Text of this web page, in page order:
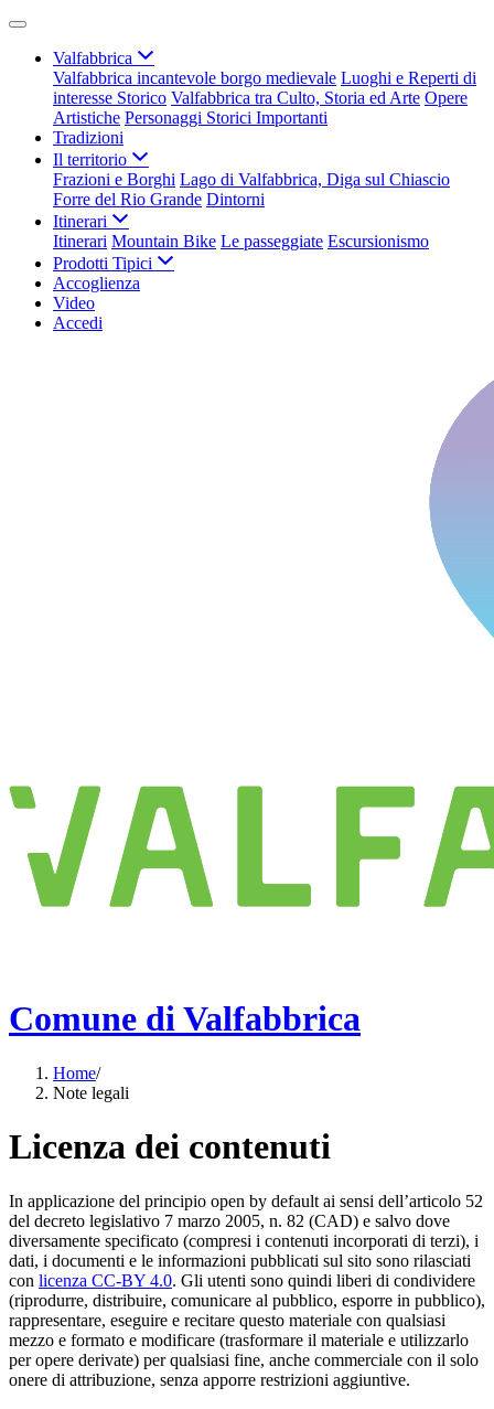
Valfabbrica
Valfabbrica incantevole borgo medievale Luoghi e Reperti di
interesse Storico Valfabbrica tra Culto, Storia ed Arte Opere
Artistiche Personaggi Storici Importanti
Tradizioni
Il territorio
Frazioni e Borghi Lago di Valfabbrica, Diga sul Chiascio
Forre del Rio Grande Dintorni
Itinerari
Itinerari Mountain Bike Le passeggiate Escursionismo
Prodotti Tipici
Accoglienza
Video
Accedi
Comune di Valfabbrica
Home/
Note legali
Licenza dei contenuti
In applicazione del principio open by default ai sensi dell’articolo 52
del decreto legislativo 7 marzo 2005, n. 82 (CAD) e salvo dove
diversamente specificato (compresi i contenuti incorporati di terzi), i
dati, i documenti e le informazioni pubblicati sul sito sono rilasciati
con licenza CC-BY 4.0. Gli utenti sono quindi liberi di condividere
(riprodurre, distribuire, comunicare al pubblico, esporre in pubblico),
rappresentare, eseguire e recitare questo materiale con qualsiasi
mezzo e formato e modificare (trasformare il materiale e utilizzarlo
per opere derivate) per qualsiasi fine, anche commerciale con il solo
onere di attribuzione, senza apporre restrizioni aggiuntive.